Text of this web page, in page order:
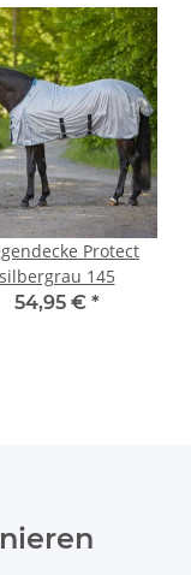
Protect
silbergrau 145
54,95 € *